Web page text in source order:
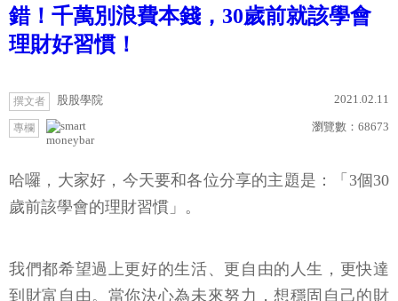
錯！千萬別浪費本錢，30歲前就該學會
理財好習慣！
撰文者 股股學院 2021.02.11
專欄
moneybar
瀏覽數： 68673
哈囉，大家好，今天要和各位分享的主題是：「3個30
歲前該學會的理財習慣」。
我們都希望過上更好的生活、更自由的人生，更快達
到財富自由。當你決心為未來努力，想穩固自己的財